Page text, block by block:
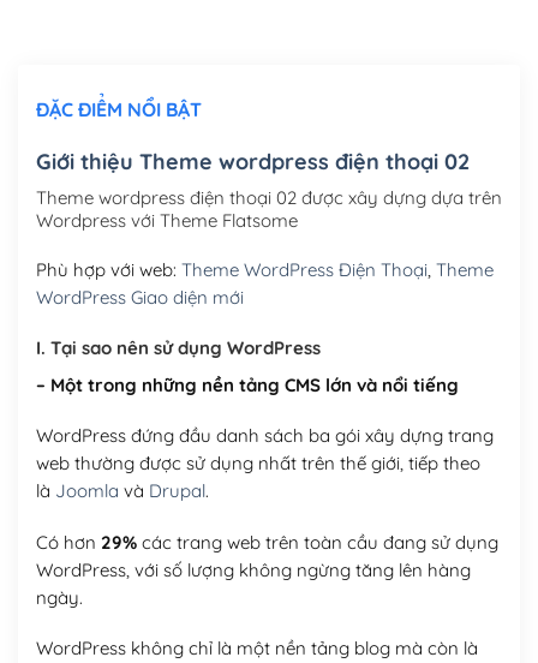
Mua thêm Host + Tên miền
Tên miền Việt Nam .vn (1 năm)(+550,000₫)
Hosting 3GB SSD (1 năm)
Hosting 5GB SSD (1 năm)
Hosting 8GB SSD (1 năm) (+950,000₫)
ĐẶC ĐIỂM NỔI BẬT
Giới thiệu Theme wordpress điện thoại 02
Theme wordpress điện thoại 02 được xây dựng dựa trên
Wordpress với Theme Flatsome
Phù hợp với web: Theme WordPress Điện Thoại, Theme
WordPress Giao diện mới
I. Tại sao nên sử dụng WordPress
– Một trong những nền tảng CMS lớn và nổi tiếng
WordPress đứng đầu danh sách ba gói xây dựng trang
web thường được sử dụng nhất trên thế giới, tiếp theo
là Joomla và Drupal.
Có hơn 29%các trang web trên toàn cầu đang sử dụng
WordPress, với số lượng không ngừng tăng lên hàng
ngày.
WordPress không chỉ là một nền tảng blog mà còn là